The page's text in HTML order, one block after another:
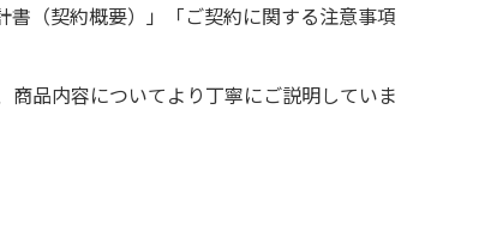
（契約概要）」「ご契約に関する注意事項
品内容についてより丁寧にご説明していま